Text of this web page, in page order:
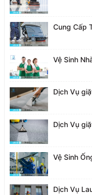
Cung Cấp
Vệ Sinh
Dịch Vụ
Dịch Vụ
Vệ Sinh
Dịch Vụ